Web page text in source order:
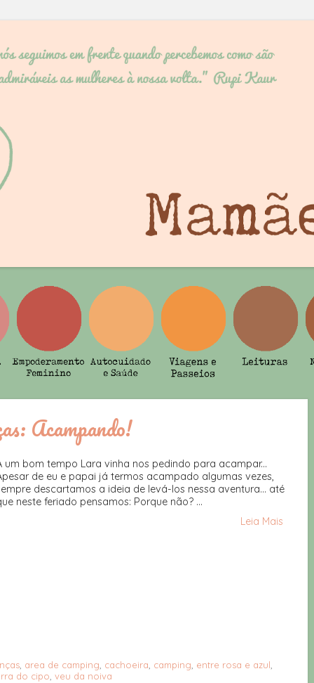
Acampando!
um bom tempo Lara vinha nos pedindo para acampar...
de eu e papai já termos acampado algumas vezes,
descartamos a ideia de levá-los nessa aventura... até
neste feriado pensamos: Porque não? ...
Leia Mais
area de camping cachoeira camping entre rosa e azul
do cipo veu da noiva